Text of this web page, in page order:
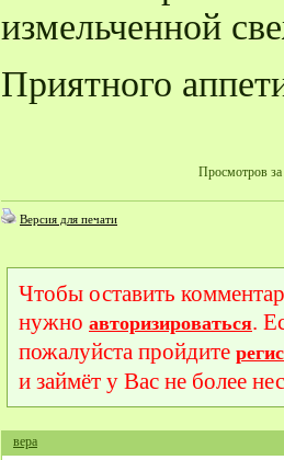
измельченной
Приятного
Просмотров за
Версия для печати
Чтобы оставить
нужно авторизироваться.
пожалуйста пройдите
и займёт у Вас не более
вера